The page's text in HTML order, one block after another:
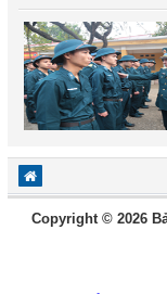
Copyright © 2026